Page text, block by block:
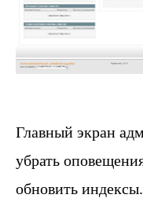
Главный экран
убрать
обновить индексы.